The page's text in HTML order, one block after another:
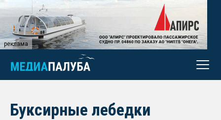
реклама
Буксирные лебедки